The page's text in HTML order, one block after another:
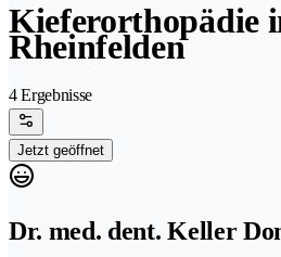
Kieferorthopädie
Rheinfelden
4 Ergebnisse
Jetzt geöffnet
Dr. med. dent. Keller